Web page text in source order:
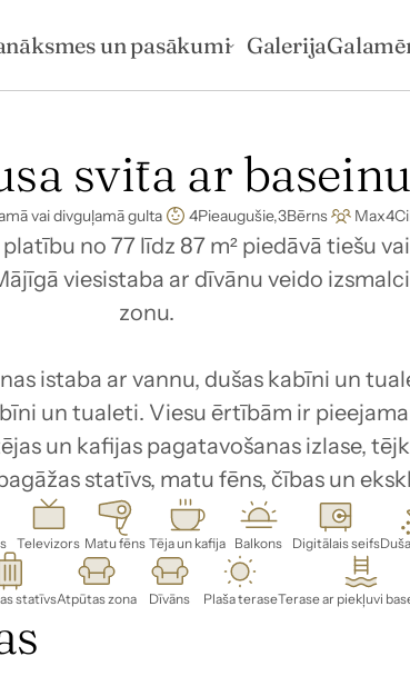
un pasākumi Galerija
svīta ar baseinu
vai divguļamā gulta 4Pieaugušie,3Bērns Max4
no 77 līdz 87 m² piedāvā tiešu
viesistaba ar dīvānu veido
zonu.
istaba ar vannu, dušas kabīni un
un tualeti. Viesu ērtībām ir
un kafijas pagatavošanas izlase,
statīvs, matu fēns, čības un
Televizors Matu fēns Tēja un kafija Balkons Digitālais seifs
statīvsAtpūtas zona Dīvāns Plaša teraseTerase ar piekļuvi